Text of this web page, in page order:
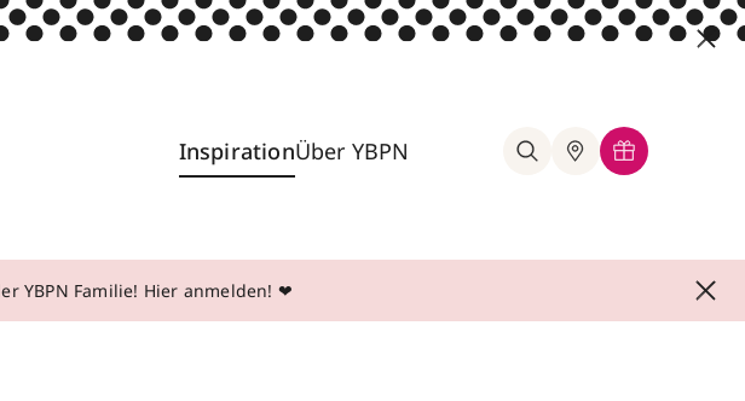
InspirationÜber YBPN
YBPN Familie! Hier anmelden! ❤